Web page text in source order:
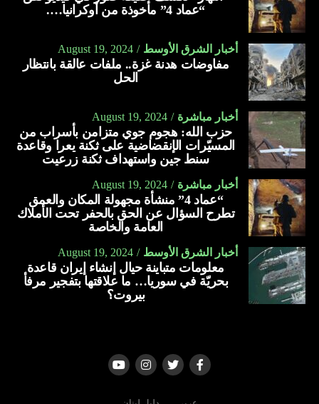
يسهّل عملية الولادة الطبيعية.
يعمل على تقوية العظام والأسنان.
يعالج الجروح.
يقلّل النزيف.
يحمي من فقر الدم خلال الحمل.
ينظّم مستوى ضغط الدم.
يعمل على تبطين المعدة.
يحمي من الإصابة بارتجاع المريء.
يعمل على تقوية جهاز المناعة.
يقلل من الإصابة بالالتهابات.
يخفف من أعراض البرد والإنفلونزا والسعال.
يساعد على ترطيب الحلق.
يعالج قرحة المعدة.
“عماد 4” مأخوذة من أوكرانيا….
أخبار الشرق الأوسط August 19, 2024
مفاوضات هدنة غزة.. ملفات عالقة بانتظار
الحل
أخبار مباشرة August 19, 2024
حزب الله: هجوم جوي متزامن بأسراب من
المسيّرات الإنقضاضية على ثكنة يعرا وقاعدة
سنط جين واستهداف ثكنة زرعيت
أخبار مباشرة August 19, 2024
“عماد 4” منشأة مجهولة المكان والعمق
تطرح السؤال عن الحق بالحفر تحت الأملاك
العامة والخاصة
أخبار الشرق الأوسط August 19, 2024
معلومات متباينة حيال إنشاء إيران قاعدة
بحريّة في سوريا… ما علاقتها بتفجير مرفأ
بيروت؟